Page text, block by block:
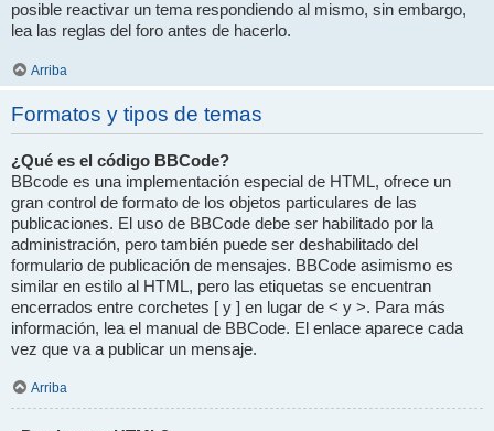
posible reactivar un tema respondiendo al mismo, sin embargo,
lea las reglas del foro antes de hacerlo.
Arriba
Formatos y tipos de temas
¿Qué es el código BBCode?
BBcode es una implementación especial de HTML, ofrece un
gran control de formato de los objetos particulares de las
publicaciones. El uso de BBCode debe ser habilitado por la
administración, pero también puede ser deshabilitado del
formulario de publicación de mensajes. BBCode asimismo es
similar en estilo al HTML, pero las etiquetas se encuentran
encerrados entre corchetes [ y ] en lugar de < y >. Para más
información, lea el manual de BBCode. El enlace aparece cada
vez que va a publicar un mensaje.
Arriba